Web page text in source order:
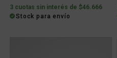
3 cuotas sin interés de $46.666
Stock para envío